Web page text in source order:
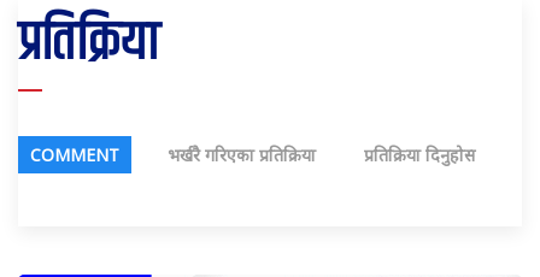
प्रतिक्रिया
COMMENT भर्खरै गरिएका प्रतिक्रिया प्रतिक्रिया दिनुहोस